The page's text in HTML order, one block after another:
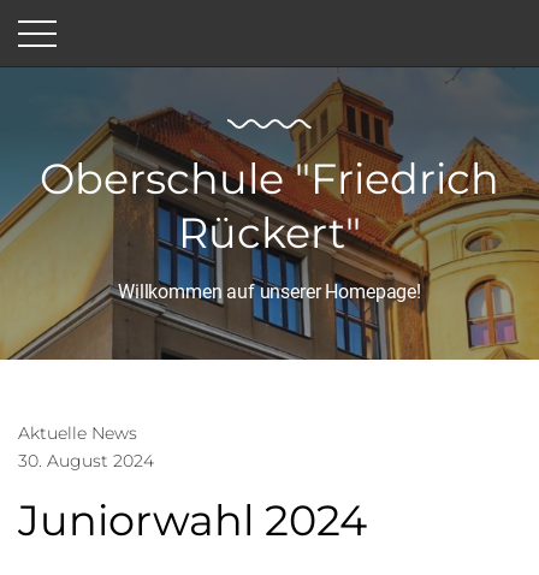
Oberschule "Friedrich
Rückert"
Willkommen auf unserer Homepage!
Aktuelle News
30. August 2024
Juniorwahl 2024